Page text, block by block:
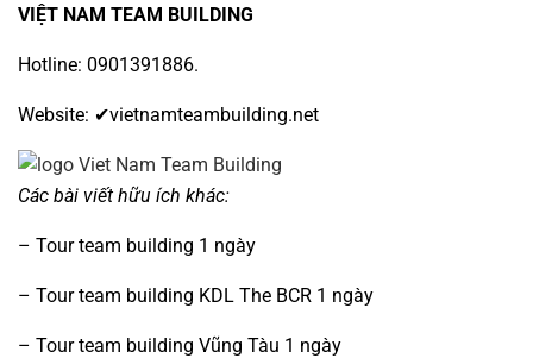
VIỆT NAM TEAM BUILDING
Hotline: 0901391886.
Website: ✔vietnamteambuilding.net
Các bài viết hữu ích khác:
– Tour team building 1 ngày
– Tour team building KDL The BCR 1 ngày
– Tour team building Vũng Tàu 1 ngày